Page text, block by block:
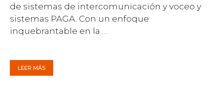
de sistemas de intercomunicación y voceo y
sistemas PAGA. Con un enfoque
inquebrantable en la …
LEER MÁS